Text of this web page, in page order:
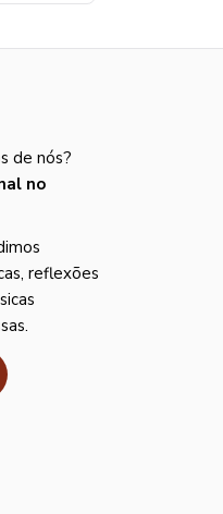
de nós?
no
reflexões